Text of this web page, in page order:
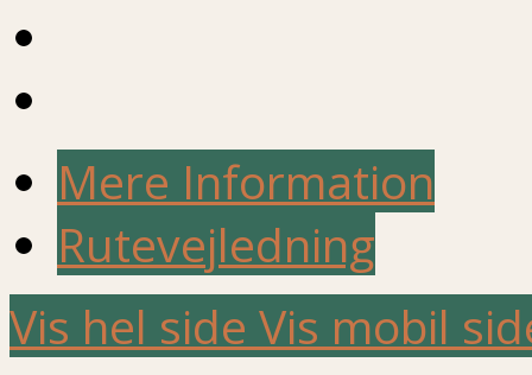
Mere Information
Rutevejledning
Vis hel side Vis mobil